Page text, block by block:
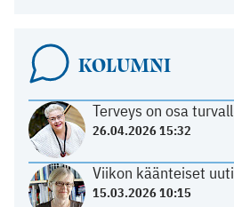
KOLUMNI
Terveys on osa
26.04.2026 15:32
Viikon käänteiset
15.03.2026 10:15